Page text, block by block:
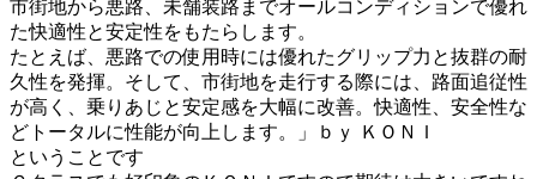
市街地から悪路、未舗装路までオールコンディションで優れ
た快適性と安定性をもたらします。
たとえば、悪路での使用時には優れたグリップ力と抜群の耐
久性を発揮。そして、市街地を走行する際には、路面追従性
が高く、乗りあじと安定感を大幅に改善。快適性、安全性な
どトータルに性能が向上します。」ｂｙ ＫＯＮＩ
ということです